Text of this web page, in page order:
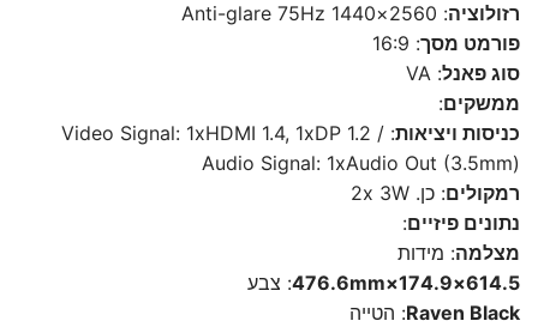
רזולוציה: 2560×1440 Anti-glare 75Hz
פורמט מסך: 16:9
סוג פאנל: VA
ממשקים:
כניסות ויציאות : Video Signal: 1xHDMI 1.4, 1xDP 1.2 /
Audio Signal: 1xAudio Out (3.5mm)
רמקולים: כן. 2x 3W
נתונים פיזיים:
מצלמה: מידות
614.5×174.9×476.6mm
: צבע
Raven Black: הטייה